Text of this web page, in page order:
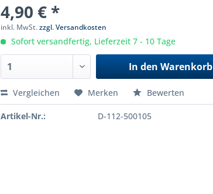
4,90 € *
inkl. MwSt.zzgl. Versandkosten
Sofort versandfertig, Lieferzeit 7 - 10 Tage
In den Warenkorb
Vergleichen Merken Bewerten
Artikel-Nr.: D-112-500105